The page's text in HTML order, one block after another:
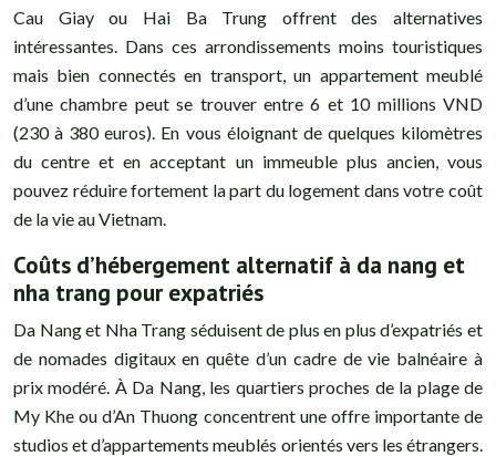
Cau Giay ou Hai Ba Trung offrent des alternatives
intéressantes. Dans ces arrondissements moins touristiques
mais bien connectés en transport, un appartement meublé
d’une chambre peut se trouver entre 6 et 10 millions VND
(230 à 380 euros). En vous éloignant de quelques kilomètres
du centre et en acceptant un immeuble plus ancien, vous
pouvez réduire fortement la part du logement dans votre coût
de la vie au Vietnam.
Coûts d’hébergement alternatif à da nang et
nha trang pour expatriés
Da Nang et Nha Trang séduisent de plus en plus d’expatriés et
de nomades digitaux en quête d’un cadre de vie balnéaire à
prix modéré. À Da Nang, les quartiers proches de la plage de
My Khe ou d’An Thuong concentrent une offre importante de
studios et d’appartements meublés orientés vers les étrangers.